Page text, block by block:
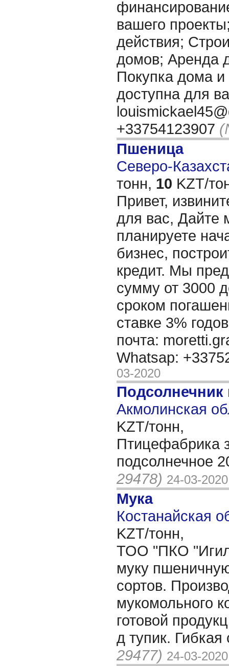
вашего
действия;
домов; Аренда
Покупка дома и
доступна для
+33754123907
Пшеница
Северо-
тонн, 10 KZT/
Привет,
для вас, Дайте
планируете
бизнес,
кредит. Мы
сумму от 3000
сроком
ставке 3%
почта:
Whatsap:
03-2020
Акмолинская
KZT/тонн,
Птицефабрика
подсолнечное
29478) 24-03-2020
Мука
Костанайская
KZT/тонн,
ТОО "ПКО
муку
сортов.
мукомольного
готовой
д тупик.
29477) 24-03-2020